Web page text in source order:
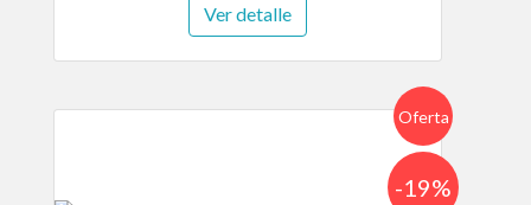
Ver detalle
Oferta
-19%